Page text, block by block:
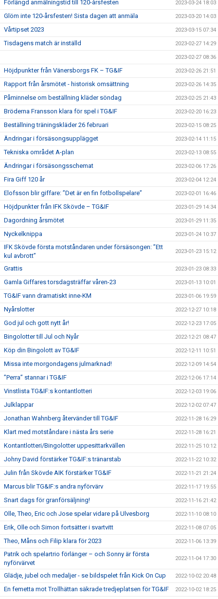
Förlängd anmälningstid till 120-årsfesten 2023-03-24 18:03
Glöm inte 120-årsfesten! Sista dagen att anmäla 2023-03-20 14:03
Vårtipset 2023 2023-03-15 07:34
Tisdagens match är inställd 2023-02-27 14:29
2023-02-27 08:36
Höjdpunkter från Vänersborgs FK – TG&IF 2023-02-26 21:51
Rapport från årsmötet - historisk omsättning 2023-02-26 14:35
Påminnelse om beställning kläder söndag 2023-02-25 21:43
Bröderna Fransson klara för spel i TG&IF 2023-02-20 16:23
Beställning träningskläder 26 februari 2023-02-15 08:25
Ändringar i försäsongsupplägget 2023-02-14 11:15
Tekniska området A-plan 2023-02-13 08:55
Ändringar i försäsongsschemat 2023-02-06 17:26
Fira Giff 120 år 2023-02-04 12:24
Elofsson blir giffare: ”Det är en fin fotbollspelare” 2023-02-01 16:46
Höjdpunkter från IFK Skövde – TG&IF 2023-01-29 14:34
Dagordning årsmötet 2023-01-29 11:35
Nyckelknippa 2023-01-24 10:37
IFK Skövde första motståndaren under försäsongen: ”Ett
kul avbrott”
2023-01-23 15:12
Grattis 2023-01-23 08:33
Gamla Giffares torsdagsträffar våren-23 2023-01-13 10:01
TG&IF vann dramatiskt inne-KM 2023-01-06 19:59
Nyårslotter 2022-12-27 10:18
God jul och gott nytt år! 2022-12-23 17:05
Bingolotter till Jul och Nyår 2022-12-21 08:47
Köp din Bingolott av TG&IF 2022-12-11 10:51
Missa inte morgondagens julmarknad! 2022-12-09 14:54
”Perra” stannar i TG&IF 2022-12-06 17:14
Vinstlista TG&IF:s kontantlotteri 2022-12-03 19:06
Julklappar 2022-12-02 07:47
Jonathan Wahnberg återvänder till TG&IF 2022-11-28 16:29
Klart med motståndare i nästa års serie 2022-11-28 16:21
Kontantlotteri/Bingolotter uppesittarkvällen 2022-11-25 10:12
Johny David förstärker TG&IF:s tränarstab 2022-11-22 10:32
Julin från Skövde AIK förstärker TG&IF 2022-11-21 21:24
Marcus blir TG&IF:s andra nyförvärv 2022-11-17 19:55
Snart dags för granförsäljning! 2022-11-16 21:42
Olle, Theo, Eric och Jose spelar vidare på Ulvesborg 2022-11-10 08:10
Erik, Olle och Simon fortsätter i svartvitt 2022-11-08 07:05
Theo, Måns och Filip klara för 2023 2022-11-06 13:39
Patrik och spelartrio förlänger – och Sonny är första
nyförvärvet
2022-11-04 17:30
Glädje, jubel och medaljer - se bildspelet från Kick On Cup 2022-10-02 20:48
En femetta mot Trollhättan säkrade tredjeplatsen för TG&IF 2022-10-02 18:25